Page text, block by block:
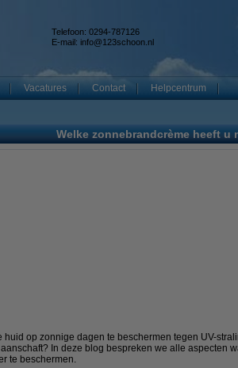
Telefoon: 0294-787126
E-mail: info@123schoon.nl
Vacatures Contact Helpcentrum
Welke zonnebrandcrème heeft u
op zonnige dagen te beschermen tegen UV-
In deze blog bespreken we alle aspecten
te beschermen.